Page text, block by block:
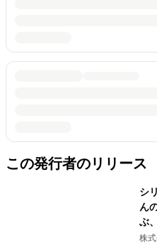
この発行者のリリース
シ
ん
ぶ
で
株